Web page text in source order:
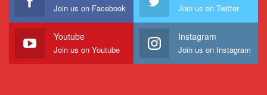
Join us on Facebook Join us on Twitter
Youtube
Join us on Youtube
Instagram
Join us on Instagram